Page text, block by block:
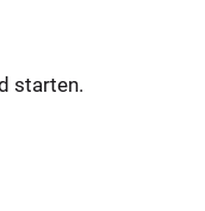
starten.